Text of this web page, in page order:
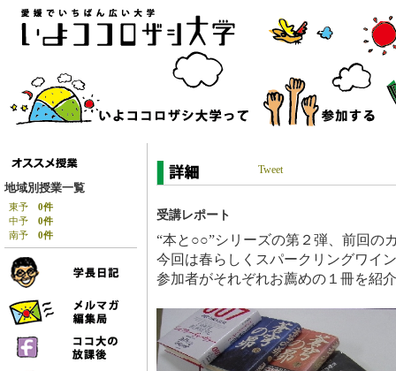
地域別授業一覧
東予 0件
中予 0件
南予 0件
Tweet
受講レポート
“本と○○”シリーズの第２弾、前回の
今回は春らしくスパークリングワイ
参加者がそれぞれお薦めの１冊を紹